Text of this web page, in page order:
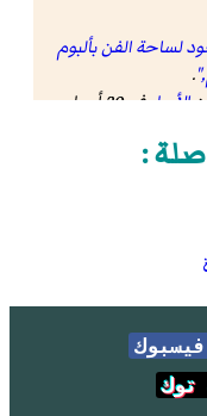
لساحة الفن بألبوم
.
الأصل
في 30 أبريل
شفت".
العامري
:
فيسبوك
توك